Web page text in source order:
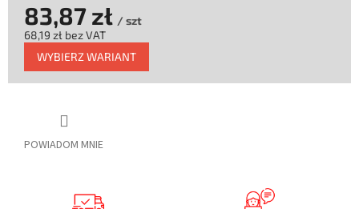
POWIADOM MNIE
83,87 zł / szt
68,19 zł bez VAT
Cena
jednostkowa:
WYBIERZ WARIANT